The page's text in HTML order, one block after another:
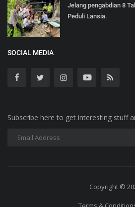
Jelang pengabdian 8
Peduli Lansia.
SOCIAL MEDIA
Subscribe here to get interesting stuff
Copyright ©